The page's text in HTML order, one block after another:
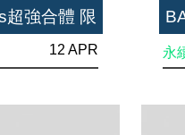
強合體 限
日正式發
12 APR 永